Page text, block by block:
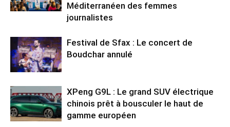
Méditerranéen des femmes
journalistes
Festival de Sfax : Le concert de
Boudchar annulé
XPeng G9L : Le grand SUV électrique
chinois prêt à bousculer le haut de
gamme européen